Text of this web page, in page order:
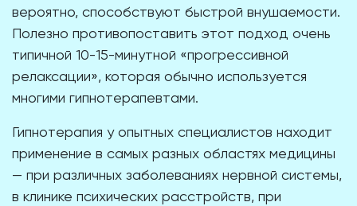
вероятно, способствуют быстрой внушаемости.
Полезно противопоставить этот подход очень
типичной 10-15-минутной «прогрессивной
релаксации», которая обычно используется
многими гипнотерапевтами.
Гипнотерапия у опытных специалистов находит
применение в самых разных областях медицины
— при различных заболеваниях нервной системы,
в клинике психических расстройств, при